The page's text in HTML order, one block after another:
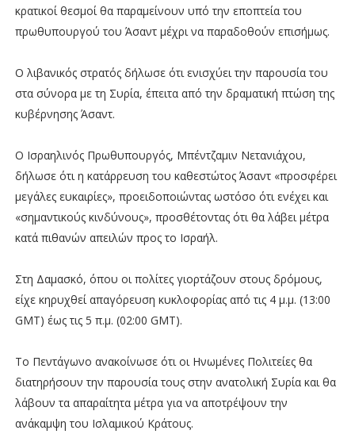
κρατικοί θεσμοί θα παραμείνουν υπό την εποπτεία του
πρωθυπουργού του Άσαντ μέχρι να παραδοθούν επισήμως.
Ο λιβανικός στρατός δήλωσε ότι ενισχύει την παρουσία του
στα σύνορα με τη Συρία, έπειτα από την δραματική πτώση της
κυβέρνησης Άσαντ.
Ο Ισραηλινός Πρωθυπουργός, Μπέντζαμιν Νετανιάχου,
δήλωσε ότι η κατάρρευση του καθεστώτος Άσαντ «προσφέρει
μεγάλες ευκαιρίες», προειδοποιώντας ωστόσο ότι ενέχει και
«σημαντικούς κινδύνους», προσθέτοντας ότι θα λάβει μέτρα
κατά πιθανών απειλών προς το Ισραήλ.
Στη Δαμασκό, όπου οι πολίτες γιορτάζουν στους δρόμους,
είχε κηρυχθεί απαγόρευση κυκλοφορίας από τις 4 μ.μ. (13:00
GMT) έως τις 5 π.μ. (02:00 GMT).
Το Πεντάγωνο ανακοίνωσε ότι οι Ηνωμένες Πολιτείες θα
διατηρήσουν την παρουσία τους στην ανατολική Συρία και θα
λάβουν τα απαραίτητα μέτρα για να αποτρέψουν την
ανάκαμψη του Ισλαμικού Κράτους.